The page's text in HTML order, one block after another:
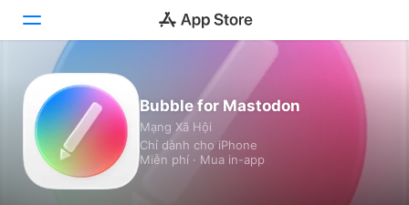
Hôm nay
Trò chơi
Ứng dụng
Bubble for Mastodon
Mạng Xã Hội
Chỉ dành cho iPhone
Miễn phí · Mua in-app